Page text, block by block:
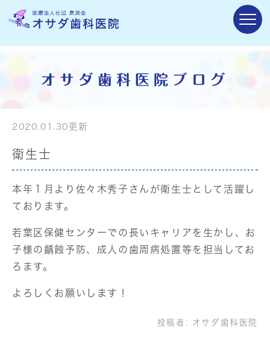
オサダ歯科医院ブログ
2020.01.30更新
衛生士
本年１月より佐々木秀子さんが衛生士として活躍し
ております。
若葉区保健センターでの長いキャリアを生かし、お
子様の齲蝕予防、成人の歯周病処置等を担当してお
ろます。
よろしくお願いします！
投稿者: オサダ歯科医院